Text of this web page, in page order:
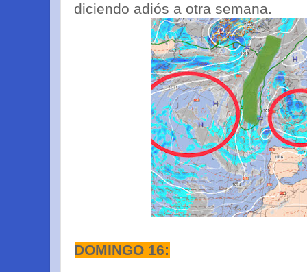
diciendo adiós a otra semana.
DOMINGO 16: